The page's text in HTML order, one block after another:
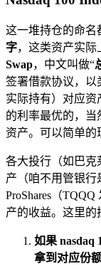
这一堆持仓的命名
字，这类资产实
Swap，中文叫做“
签署借款协议，以
实际持有）对应资
的利率最优的，当
资产。可以简单的
各大投行（如巴克
产（咱不用管银行
ProShares（
产的收益。这里的
如果 nasdaq
拿到对应份